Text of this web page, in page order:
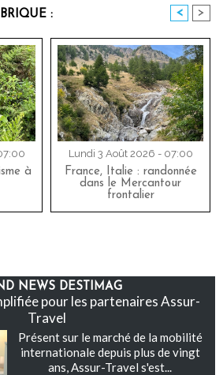
: < >
à
Lundi 3 Août 2026 - 07:00
France, Italie : randonnée
dans le Mercantour
frontalier
NEWS DESTIMAG
pour les partenaires Assur-
Travel
Présent sur le marché de la mobilité
internationale depuis plus de vingt
ans, Assur-Travel s'est...